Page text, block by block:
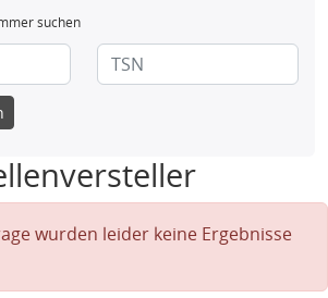
suchen
wurden leider keine Ergebnisse